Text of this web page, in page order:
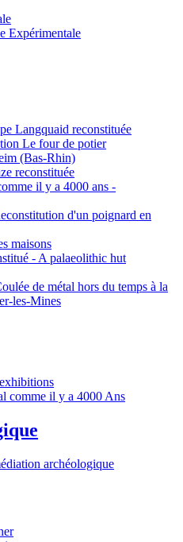
Expérimentale
Langquaid reconstituée
Le four de potier
(Bas-Rhin)
reconstituée
il y a 4000 ans -
d'un poignard en
maisons
- A palaeolithic hut
de métal hors du temps à la
les-Mines
comme il y a 4000 Ans
archéologique